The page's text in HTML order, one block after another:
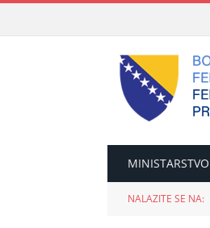
MINISTARSTVO
NALAZITE SE NA: